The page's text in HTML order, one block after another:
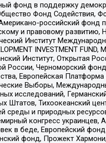
фонд в поддержку
Фонд Содействия,
российский фонд
и правовому развитию,
Институт
INVESTMENT
Институт, Открытая
России, Черноморский
Европейская Платформа
Выборы,
исследований,
Штатов, Тихоокеанский
среды и природных
конгресс украинцев,
в беде, Европейский
фонд, Прожект